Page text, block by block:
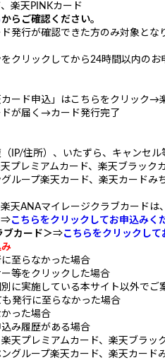
楽天PINKカード
からご確認ください。
発行が確認できた方のみ対象と
クリックしてから24時間以内のお
ード申込」はこちらをクリック
が届く→カード発行完了
IP/住所）、いたずら、キャンセ
プレミアムカード、楽天ブラッ
ループ楽天カード、楽天カード
天ANAマイレージクラブカードは
⇒こちらをクリックしてお申込みく
ブカード＞⇒こちらをクリックして
至らなかった場合
等をクリックした場合
に実施している本サイト以外で
発行に至らなかった場合
った場合
み履歴がある場合
天プレミアムカード、楽天ブラッ
グループ楽天カード、楽天カー